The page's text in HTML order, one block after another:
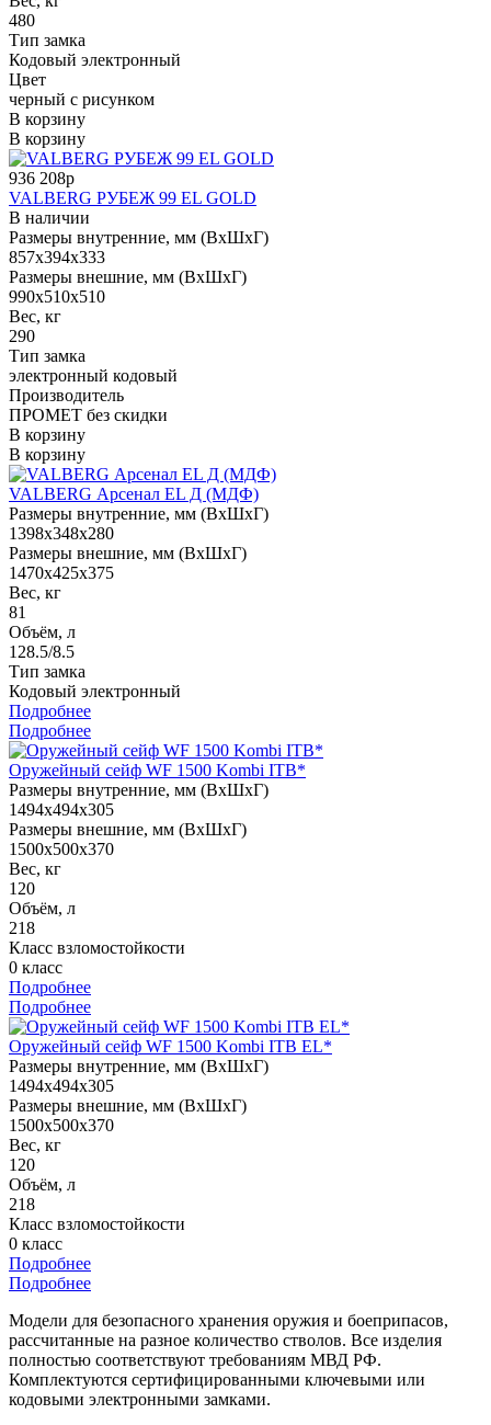
480
Тип замка
Кодовый электронный
Цвет
черный с рисунком
В корзину
В корзину
936 208р
VALBERG РУБЕЖ 99 EL GOLD
В наличии
Размеры внутренние, мм (ВхШхГ)
857x394x333
Размеры внешние, мм (ВхШхГ)
990x510x510
Вес, кг
290
Тип замка
электронный кодовый
Производитель
ПРОМЕТ без скидки
В корзину
В корзину
VALBERG Арсенал EL Д (МДФ)
Размеры внутренние, мм (ВхШхГ)
1398x348x280
Размеры внешние, мм (ВхШхГ)
1470x425x375
Вес, кг
81
Объём, л
128.5/8.5
Тип замка
Кодовый электронный
Подробнее
Подробнее
Оружейный сейф WF 1500 Kombi ITB*
Размеры внутренние, мм (ВхШхГ)
1494x494x305
Размеры внешние, мм (ВхШхГ)
1500x500x370
Вес, кг
120
Объём, л
218
Класс взломостойкости
0 класс
Подробнее
Подробнее
Оружейный сейф WF 1500 Kombi ITB EL*
Размеры внутренние, мм (ВхШхГ)
1494x494x305
Размеры внешние, мм (ВхШхГ)
1500x500x370
Вес, кг
120
Объём, л
218
Класс взломостойкости
0 класс
Подробнее
Подробнее
Модели для безопасного хранения оружия и боеприпасов,
рассчитанные на разное количество стволов. Все изделия
полностью соответствуют требованиям МВД РФ.
Комплектуются сертифицированными ключевыми или
кодовыми электронными замками.